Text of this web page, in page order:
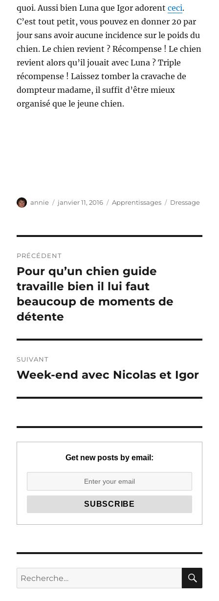
quoi. Aussi bien Luna que Igor adorentceci.
C’est tout petit, vous pouvez en donner 20 par
jour sans avoir aucune incidence sur le poids du
chien. Le chien revient ? Récompense ! Le chien
revient alors qu’il jouait avec Luna ? Triple
récompense ! Laissez tomber la cravache de
dompteur madame, il suffit d’être mieux
organisé que le jeune chien.
Auteur
annie
Publié
janvier 11, 2016 Catégories
Apprentissages Étiquettes
Dressage
de
l’article
PRÉCÉDENT
Publication
précédente :
Pour qu’un chien guide
travaille bien il lui faut
beaucoup de moments de
détente
SUIVANT
Publication
Week-end avec Nicolas et Igor
Get new posts by email:
Recherche
pour :